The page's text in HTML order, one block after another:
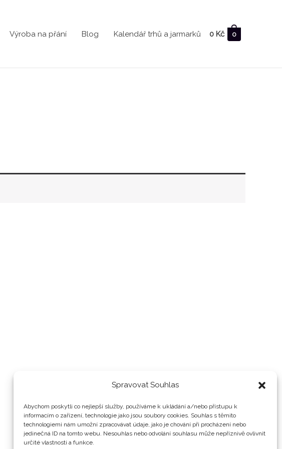
Spravovat Souhlas
Abychom poskytli co nejlepší služby, používáme k ukládání a/nebo přístupu k
informacím o zařízení, technologie jako jsou soubory cookies. Souhlas s těmito
technologiemi nám umožní zpracovávat údaje, jako je chování při procházení nebo
jedinečná ID na tomto webu. Nesouhlas nebo odvolání souhlasu může nepříznivě ovlivnit
určité vlastnosti a funkce.
Výroba na přání Blog Kalendář trhů a jarmarků 0 Kč 0